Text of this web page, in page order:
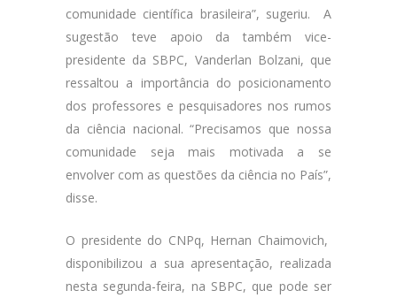
comunidade científica brasileira”, sugeriu. A
sugestão teve apoio da também vice-
presidente da SBPC, Vanderlan Bolzani, que
ressaltou a importância do posicionamento
dos professores e pesquisadores nos rumos
da ciência nacional. “Precisamos que nossa
comunidade seja mais motivada a se
envolver com as questões da ciência no País”,
disse.
O presidente do CNPq, Hernan Chaimovich,
disponibilizou a sua apresentação, realizada
nesta segunda-feira, na SBPC, que pode ser